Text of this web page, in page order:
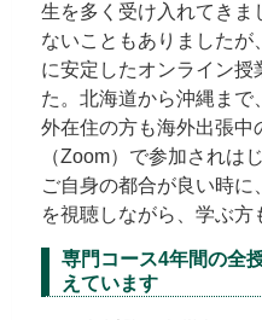
生を多く受け入れてきま
ないこともありましたが
に安定したオンライン授
た。北海道から沖縄ま
外在住の方も海外出張中
（Zoom）で参加されは
ご自身の都合が良い時
を視聴しながら、学ぶ方
専門コース4年間の全
えています